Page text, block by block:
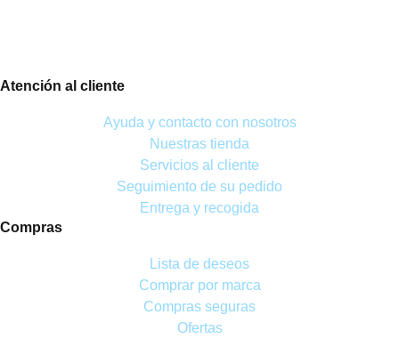
Atención al cliente
Ayuda y contacto con nosotros
Nuestras tienda
Servicios al cliente
Seguimiento de su pedido
Entrega y recogida
Compras
Lista de deseos
Comprar por marca
Compras seguras
Ofertas